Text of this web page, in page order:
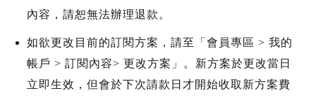
內容，請恕無法辦理退款。
如欲更改目前的訂閱方案，請至「會員專區 > 我的
帳戶 > 訂閱內容> 更改方案」。新方案於更改當日
立即生效，但會於下次請款日才開始收取新方案費